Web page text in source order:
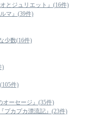
とジュリエット』(16件)
マ』(39件)
少数(16件)
)
件)
オーセージ』(35件)
プカプカ漂流記』(23件)